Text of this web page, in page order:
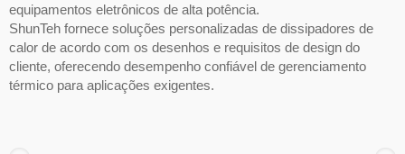
equipamentos eletrônicos de alta potência.
ShunTeh fornece soluções personalizadas de dissipadores de
calor de acordo com os desenhos e requisitos de design do
cliente, oferecendo desempenho confiável de gerenciamento
térmico para aplicações exigentes.